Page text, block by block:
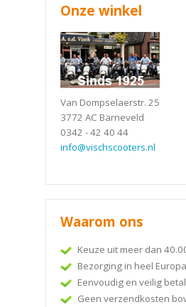
Onze winkel
Van Dompselaerstr. 25
3772 AC Barneveld
0342 - 42 40 44
info@vischscooters.nl
Waarom ons
Keuze uit meer dan
Bezorging in heel Europa
Eenvoudig en veilig
Geen verzendkosten